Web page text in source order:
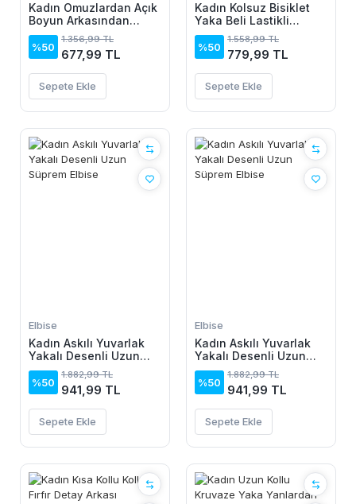
Kadın Omuzlardan Açık
Boyun Arkasından
Bağcıklı Beli Lastikli
Kısa Süprem Elbise
%50
1.356,99 TL
677,99 TL
Sepete Ekle
Kadın Kolsuz Bisiklet
Yaka Beli Lastikli
Desenli Süprem Elbise
%50
1.558,99 TL
779,99 TL
Sepete Ekle
Elbise
Kadın Askılı Yuvarlak
Yakalı Desenli Uzun
Süprem Elbise
%50
1.882,99 TL
941,99 TL
Sepete Ekle
Elbise
Kadın Askılı Yuvarlak
Yakalı Desenli Uzun
Süprem Elbise
%50
1.882,99 TL
941,99 TL
Sepete Ekle